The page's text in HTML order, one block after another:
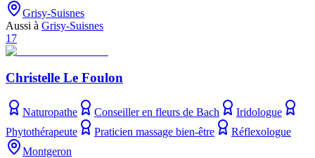
Grisy-Suisnes
Aussi à Grisy-Suisnes
17
Christelle Le Foulon
Naturopathe Conseiller en fleurs de Bach
Iridologue
Phytothérapeute
Praticien massage bien-être
Réflexologue
Montgeron